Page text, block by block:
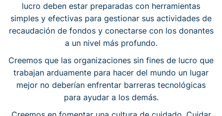
lucro deben estar preparadas con herramientas
simples y efectivas para gestionar sus actividades de
recaudación de fondos y conectarse con los donantes
a un nivel más profundo.
Creemos que las organizaciones sin fines de lucro que
trabajan arduamente para hacer del mundo un lugar
mejor no deberían enfrentar barreras tecnológicas
para ayudar a los demás.